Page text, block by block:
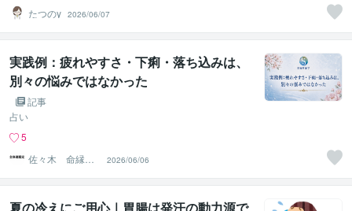
たつのy 2026/06/07
実践例：疲れやすさ・下痢・落ち込みは、
別々の悩みではなかった
記事
占い
5
佐々木 命縁弁
証学
2026/06/06